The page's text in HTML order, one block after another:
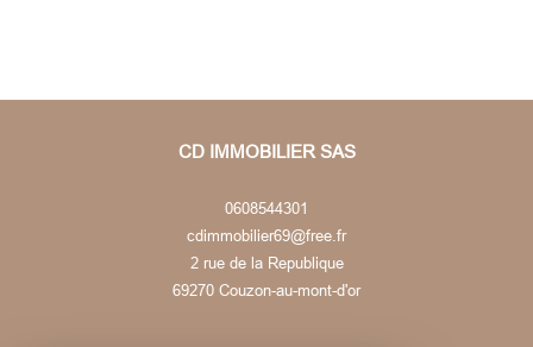
CD IMMOBILIER SAS
0608544301
cdimmobilier69@free.fr
2 rue de la Republique
69270
couzon-au-mont-d'or